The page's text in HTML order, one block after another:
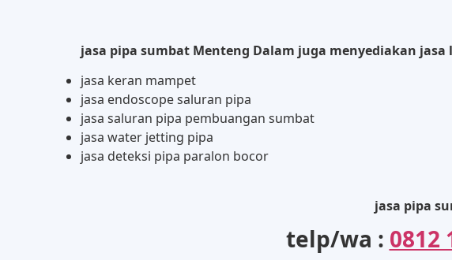
jasa pipa sumbat Menteng Dalam juga menyediakan
jasa keran mampet
jasa endoscope saluran pipa
jasa saluran pipa pembuangan sumbat
jasa water jetting pipa
jasa deteksi pipa paralon bocor
jasa pipa
telp/wa : 0812